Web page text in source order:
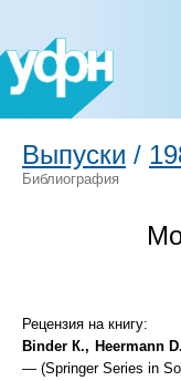
Выпуски /
Библиография
Рецензия на книгу:
Binder К., Heermann
— (Springer Series in